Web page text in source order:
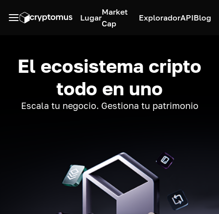
Lugar
Market
Cap
ExploradorAPIBlog
El ecosistema cripto
todo en uno
Escala tu negocio. Gestiona tu patrimonio